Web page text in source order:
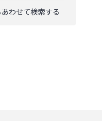
わせて検索する